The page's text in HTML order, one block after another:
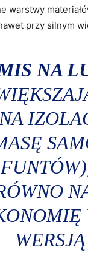
warstwy
przy silnym
NA